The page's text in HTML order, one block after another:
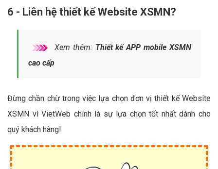
6 - Liên hệ thiết kế Website XSMN?
Xem thêm: Thiết kế APP mobile XSMN
cao cấp
Đừng chần chừ trong việc lựa chọn đơn vị thiết kế Website
XSMN vì VietWeb chính là sự lựa chọn tốt nhất dành cho
quý khách hàng!